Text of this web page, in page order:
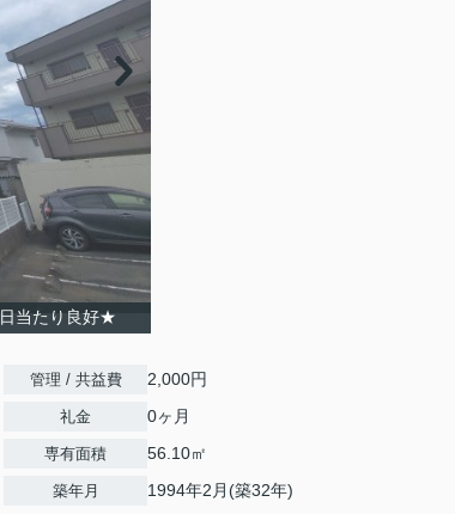
当たり良好★
管理 / 共益費 2,000円
礼金 0ヶ月
専有面積 56.10㎡
築年月 1994年2月(築32年)